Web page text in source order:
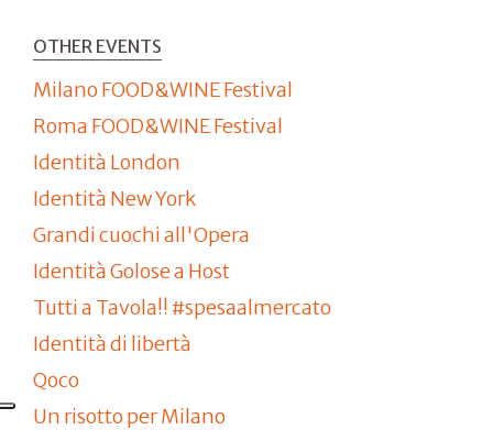
OTHER EVENTS
Milano FOOD&WINE Festival
Roma FOOD&WINE Festival
Identità London
Identità New York
Grandi cuochi all'Opera
Identità Golose a Host
Tutti a Tavola!! #spesaalmercato
Identità di libertà
Qoco
Un risotto per Milano